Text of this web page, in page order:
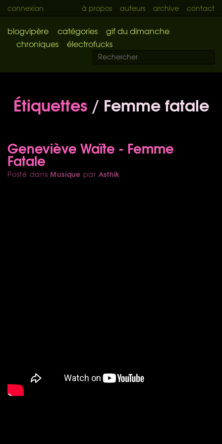
connexion à propos auteurs archive contact
blogvipère catégories
gif du dimanche
chroniques
électrofucks
Étiquettes/ Femme fatale
Geneviève Waïte - Femme
Fatale
Posté dans Musique par Asthik